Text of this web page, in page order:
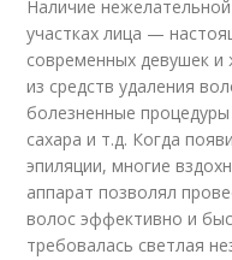
Наличие
участках лица —
современных девушек
из средств удаления
болезненные
сахара и т.д. Когда
эпиляции, многие
аппарат позволял
волос эффективно и
требовалась светлая